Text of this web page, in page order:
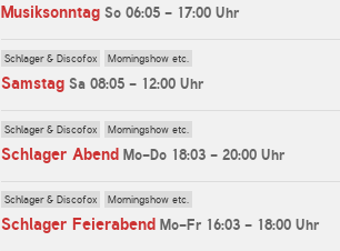
Musiksonntag So 06:05 - 17:00 Uhr
Schlager & Discofox Morningshow etc.
Samstag Sa 08:05 - 12:00 Uhr
Schlager & Discofox Morningshow etc.
Schlager Abend Mo-Do 18:03 - 20:00 Uhr
Schlager & Discofox Morningshow etc.
Schlager Feierabend Mo-Fr 16:03 - 18:00 Uhr